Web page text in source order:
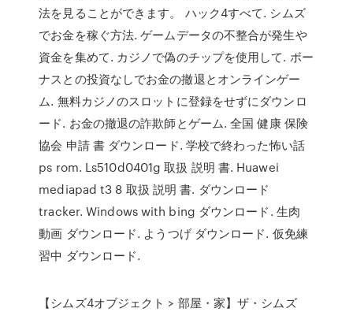
法を見ることができます。 ハック4すべて. シムズ
でお金を稼ぐ方法. ゲームデータの不整合が発生や
資金を集めて. カジノで偽のチップを使用して. ボー
ナスとの投資なしでお金の撤退とオンラインゲー
ム. 無料カジノのスロットに登録をせずにダウンロ
ード. お金の撤退の詐欺師とゲーム. 全国 健康 保険
協会 申請 書 ダウンロード. 学校で終わった怖い話
ps rom. Ls510d0401g 取扱 説明 書. Huawei
mediapad t3 8 取扱 説明 書. ダウンロード
tracker. Windows with bing ダウンロード. 生肉
動画 ダウンロード. ようつげ ダウンロード. 仮免練
習中 ダウンロード.
【シムズ4オブジェクト > 部屋・家】ザ・シムズ